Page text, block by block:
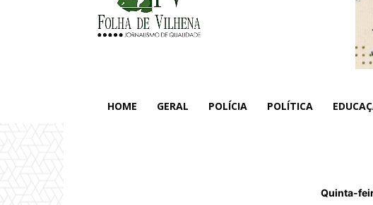
HOME GERAL POLÍCIA POLÍTICA
Quinta-